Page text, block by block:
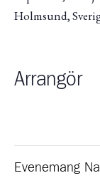
Holmsund,
Arrangör
Evenemang